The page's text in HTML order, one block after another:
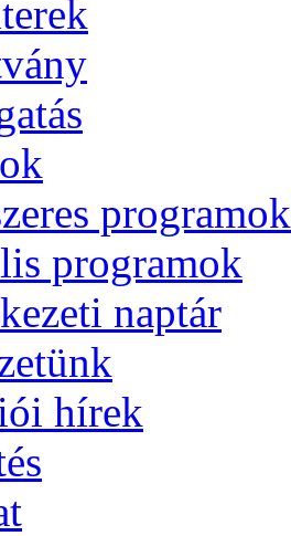
programok
programok
naptár
hírek